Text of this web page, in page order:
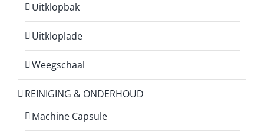
Uitklopbak
Uitkloplade
Weegschaal
REINIGING & ONDERHOUD
Machine Capsule